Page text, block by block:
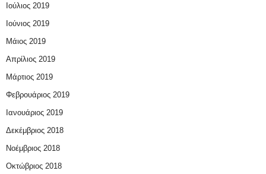
Ιούλιος 2019
Ιούνιος 2019
Μάιος 2019
Απρίλιος 2019
Μάρτιος 2019
Φεβρουάριος 2019
Ιανουάριος 2019
Δεκέμβριος 2018
Νοέμβριος 2018
Οκτώβριος 2018